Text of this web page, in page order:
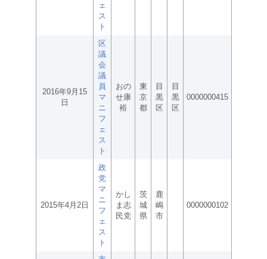
ェ
ス
ト
2016年9月15
日
区
議
会
議
員
マ
ニ
フ
ェ
ス
ト
おの
せ康
裕
東
京
都
目
黒
区
目
黒
区
0000000415
2015年4月2日
政
党
マ
ニ
フ
ェ
ス
ト
かし
ま志
民党
茨
城
県
鹿
嶋
市
0000000102